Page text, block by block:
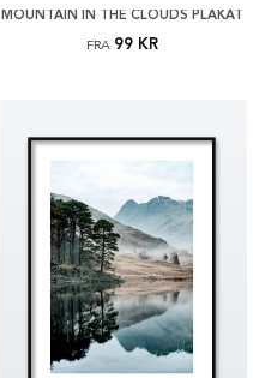
MOUNTAIN IN THE CLOUDS PLAKAT
FRA 99 KR